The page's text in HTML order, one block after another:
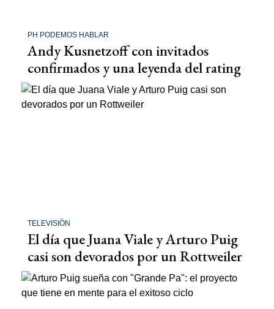
PH PODEMOS HABLAR
Andy Kusnetzoff con invitados
confirmados y una leyenda del rating
TELEVISIÓN
El día que Juana Viale y Arturo Puig
casi son devorados por un Rottweiler